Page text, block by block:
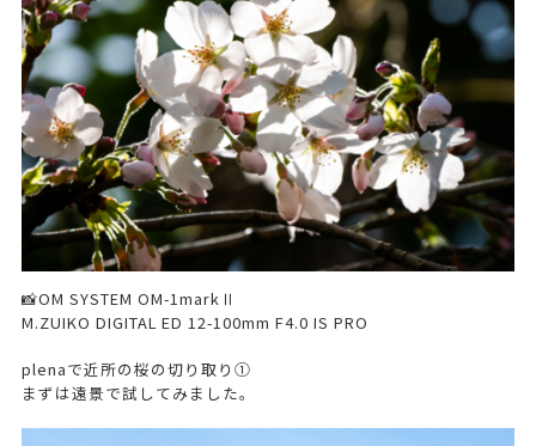
📸OM SYSTEM OM-1markⅡ
M.ZUIKO DIGITAL ED 12-100mm F4.0 IS PRO
plenaで近所の桜の切り取り①
まずは遠景で試してみました。